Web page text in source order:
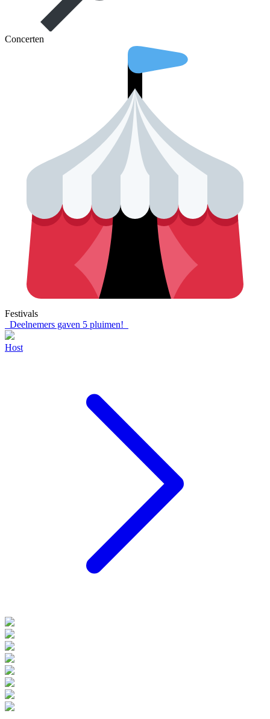
Concerten
Festivals
Deelnemers gaven 5 pluimen!
Host